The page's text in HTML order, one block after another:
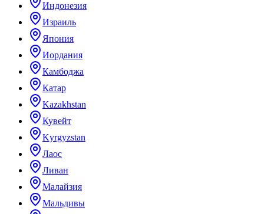
Индонезия
Израиль
Япония
Иордания
Камбоджа
Катар
Kazakhstan
Кувейт
Kyrgyzstan
Лаос
Ливан
Малайзия
Мальдивы